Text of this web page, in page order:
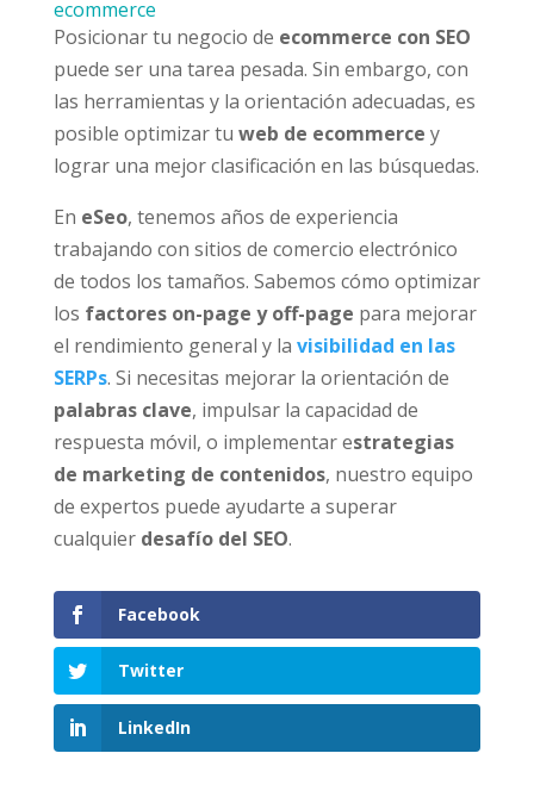
ecommerce
Posicionar tu negocio de ecommerce con SEO
puede ser una tarea pesada. Sin embargo, con
las herramientas y la orientación adecuadas, es
posible optimizar tu web de ecommerce y
lograr una mejor clasificación en las búsquedas.
En eSeo, tenemos años de experiencia
trabajando con sitios de comercio electrónico
de todos los tamaños. Sabemos cómo optimizar
los factores on-page y off-page para mejorar
el rendimiento general y la visibilidad en las
SERPs. Si necesitas mejorar la orientación de
palabras clave, impulsar la capacidad de
respuesta móvil, o implementar estrategias
de marketing de contenidos, nuestro equipo
de expertos puede ayudarte a superar
cualquier desafío del SEO.
Facebook
Twitter
LinkedIn